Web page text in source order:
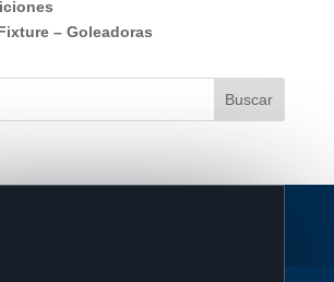
– Goleadoras